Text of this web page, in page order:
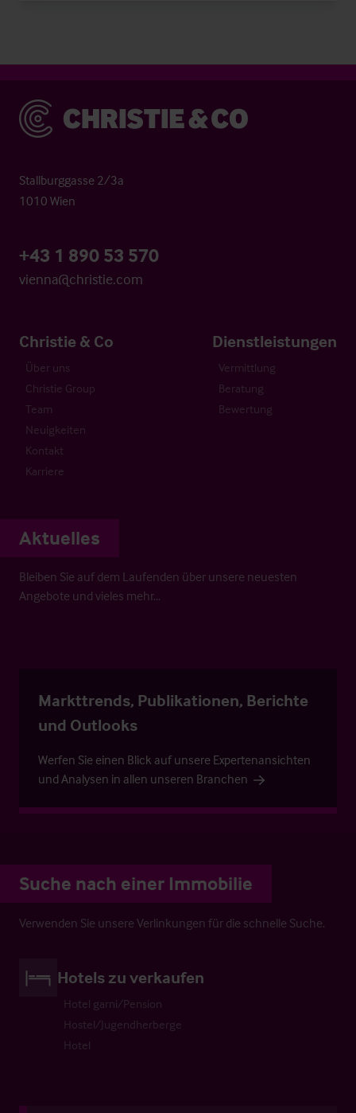
Christie & Co
Stallburggasse 2/3a
1010 Wien
+43 1 890 53 570
vienna@christie.com
Christie & Co
Über uns
Christie Group
Team
Neuigkeiten
Kontakt
Karriere
Dienstleistungen
Vermittlung
Beratung
Bewertung
Aktuelles
Bleiben Sie auf dem Laufenden über unsere neuesten
Angebote und vieles mehr…
Markttrends, Publikationen, Berichte
und Outlooks
Werfen Sie einen Blick auf unsere Expertenansichten
und Analysen in allen unseren Branchen
Suche nach einer Immobilie
Verwenden Sie unsere Verlinkungen für die schnelle Suche.
Hotels zu verkaufen
Hotel garni/Pension
Hostel/Jugendherberge
Hotel